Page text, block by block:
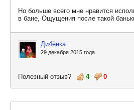
Но больше всего мне нравится
в бане, Ощущения после такой
Ди4ёнка
29 декабря 2015 года
Полезный отзыв? 4 0